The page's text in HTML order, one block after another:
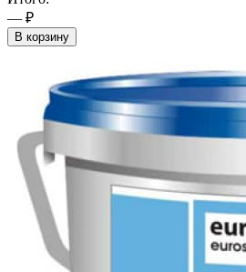
— ₽
В корзину